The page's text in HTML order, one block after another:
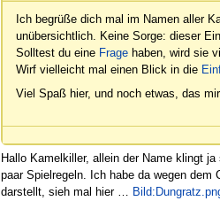
Ich begrüße dich mal im Namen aller
unübersichtlich. Keine Sorge: dieser
Solltest du eine Frage haben, wird sie
Wirf vielleicht mal einen Blick in die
Viel Spaß hier, und noch etwas, das
Hallo Kamelkiller, allein der Name klingt
paar Spielregeln. Ich habe da wegen
darstellt, sieh mal hier …